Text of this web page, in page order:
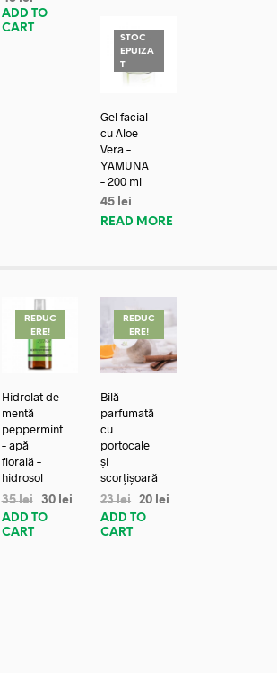
ADD TO
CART
STOC
EPUIZA
T
Gel facial
cu Aloe
Vera –
YAMUNA
– 200 ml
45 lei
READ MORE
REDUC
ERE!
Hidrolat de
mentă
peppermint
– apă
florală –
hidrosol
35lei 30 lei
ADD TO
CART
REDUC
ERE!
Bilă
parfumată
cu
portocale
și
scorțișoară
23lei 20 lei
ADD TO
CART